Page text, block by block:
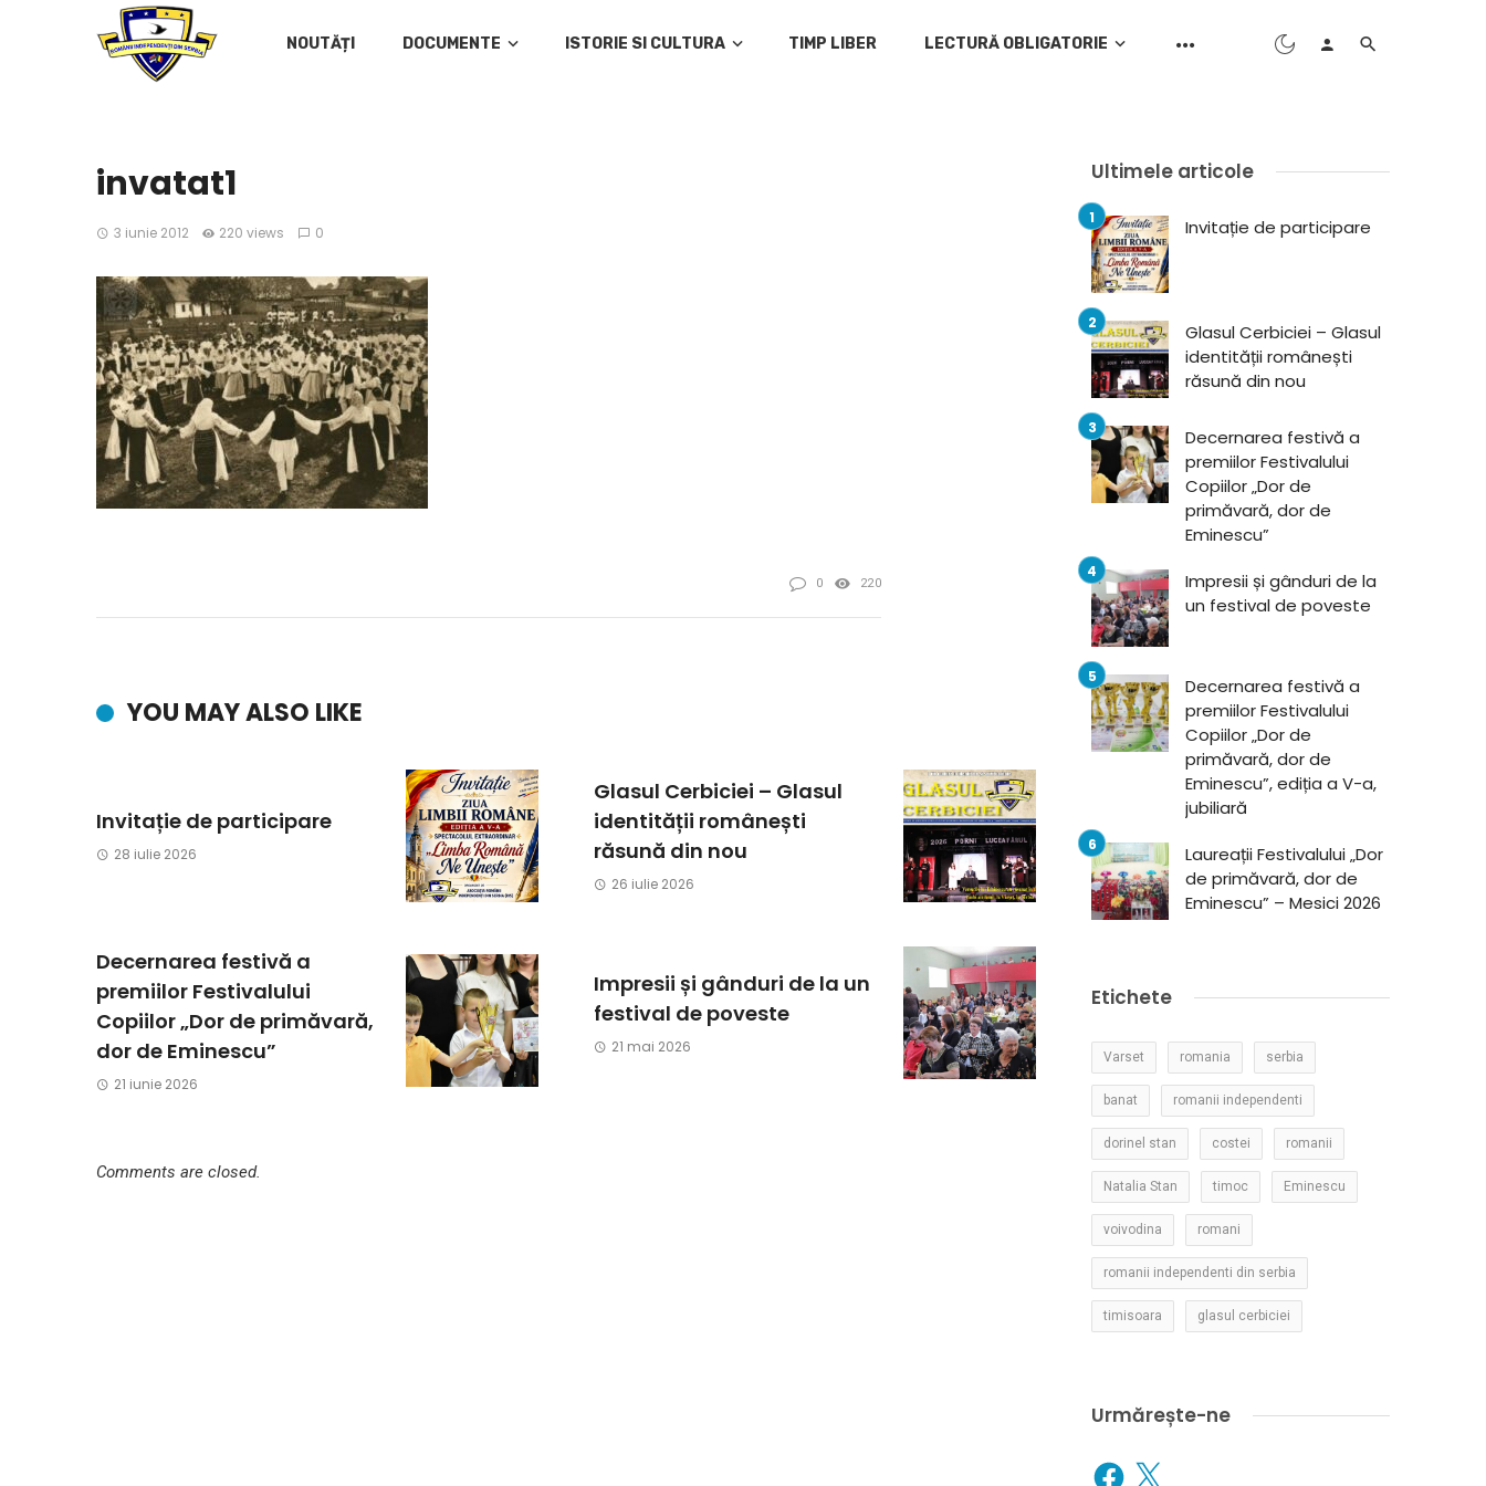
NOUTĂȚI DOCUMENTE ISTORIE SI CULTURA TIMP LIBER LECTURĂ OBLIGATORIE
invatat1
3 iunie 2012 220 views 0
0 220
YOU MAY ALSO LIKE
Invitație de participare
28 iulie 2026
Glasul Cerbiciei – Glasul
identității românești
răsună din nou
26 iulie 2026
Decernarea festivă a
premiilor Festivalului
Copiilor „Dor de primăvară,
dor de Eminescu”
21 iunie 2026
Impresii și gânduri de la un
festival de poveste
21 mai 2026
Comments are closed.
Ultimele articole
Invitație de participare
Glasul Cerbiciei – Glasul
identității românești
răsună din nou
Decernarea festivă a
premiilor Festivalului
Copiilor „Dor de
primăvară, dor de
Eminescu”
Impresii și gânduri de la
un festival de poveste
Decernarea festivă a
premiilor Festivalului
Copiilor „Dor de
primăvară, dor de
Eminescu”, ediția a V-a,
jubiliară
Laureații Festivalului „Dor
de primăvară, dor de
Eminescu” – Mesici 2026
Etichete
Varset romania serbia
banat romanii independenti
dorinel stan costei romanii
Natalia Stan timoc Eminescu
voivodina romani
romanii independenti din serbia
timisoara glasul cerbiciei
Urmărește-ne
Facebook
X